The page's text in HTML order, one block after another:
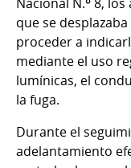
que se
proceder a
mediante el uso
lumínicas, el
la fuga.
Durante el
adelantamiento